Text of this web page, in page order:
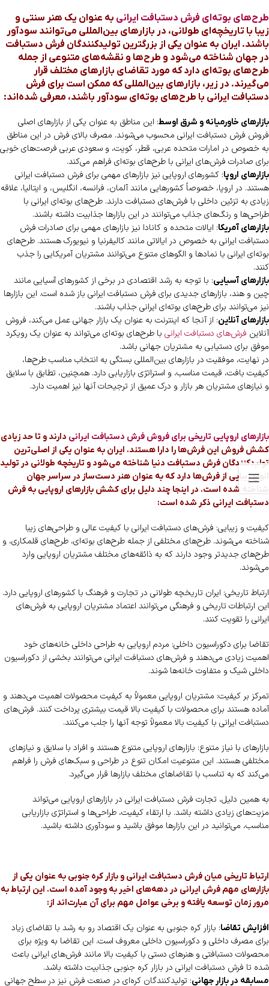
طرح‌های بوته‌ای فرش دستبافت ایرانی به عنوان یک هنر سنتی و
زیبا با تاریخچه‌ای طولانی، در بازارهای بین‌المللی می‌توانند سودآور
باشند. ایران به عنوان یکی از بزرگترین تولیدکنندگان فرش دستبافت
در جهان شناخته می‌شود و طرح‌ها و نقشه‌های متنوعی از جمله
طرح‌های بوته‌ای دارد که مورد تقاضای بازارهای مختلف قرار
می‌گیرند. در زیر، بازارهای بین‌المللی که ممکن است برای فرش
دستبافت ایرانی با طرح‌های بوته‌ای سودآور باشند، معرفی شده‌اند:
بازارهای خاورمیانه و شرق اوسط: این مناطق به عنوان یکی از بازارهای اصلی
فروش فرش دستبافت ایرانی محسوب می‌شوند. مصرف بالای فرش در این مناطق
به خصوص در امارات متحده عربی، قطر، کویت، و سعودی عربی فرصت‌های خوبی
برای صادرات فرش‌های ایرانی با طرح‌های بوته‌ای فراهم می‌کند.
بازارهای اروپا: کشورهای اروپایی نیز بازارهای مهمی برای فرش دستبافت ایرانی
هستند. در اروپا، خصوصاً کشورهایی مانند آلمان، فرانسه، انگلیس، و ایتالیا، علاقه
زیادی به تزئین داخلی با فرش‌های دستبافت دارند. طرح‌های بوته‌ای ایرانی با
طراحی‌ها و رنگ‌های جذاب می‌توانند در این بازارها جذابیت داشته باشند.
بازارهای آمریکا: ایالات متحده و کانادا نیز بازارهای مهمی برای صادرات فرش
دستبافت ایرانی به خصوص در ایالاتی مانند کالیفرنیا و نیویورک هستند. طرح‌های
بوته‌ای ایرانی با نمادها و الگوهای متنوع می‌توانند مشتریان آمریکایی را جذب
کنند.
بازارهای آسیایی: با توجه به رشد اقتصادی در برخی از کشورهای آسیایی مانند
چین و هند، بازارهای جدیدی برای فرش دستبافت ایرانی باز شده است. این بازارها
نیز می‌توانند برای طرح‌های بوته‌ای ایرانی جذاب باشند.
بازارهای آنلاین: از آنجا که اینترنت به عنوان یک بازار جهانی عمل می‌کند، فروش
آنلاین فرش‌های دستبافت ایرانی با طرح‌های بوته‌ای می‌تواند به عنوان یک رویکرد
موفق برای دستیابی به مشتریان جهانی باشد.
در نهایت، موفقیت در بازارهای بین‌المللی بستگی به انتخاب مناسب طرح‌ها،
کیفیت بافت، قیمت مناسب، و استراتژی بازاریابی دارد. همچنین، تطابق با سلایق
و نیازهای مشتریان هر بازار و درک عمیق از ترجیحات آنها نیز اهمیت دارد.
بازارهای اروپایی تاریخی برای فروش فرش دستبافت ایرانی دارند و تا حد زیادی
کشش فروش این فرش‌ها را دارا هستند. ایران به عنوان یکی از اصلی‌ترین
تولیدکنندگان فرش دستبافت دنیا شناخته می‌شود و تاریخچه طولانی در تولید
انواع زیبایی از فرش‌ها دارد که به عنوان هنر دست‌ساز در سراسر جهان
شناخته شده است. در اینجا چند دلیل برای کشش بازارهای اروپایی به فرش
دستبافت ایرانی ذکر شده است:
کیفیت و زیبایی: فرش‌های دستبافت ایرانی با کیفیت عالی و طراحی‌های زیبا
شناخته می‌شوند. طرح‌های مختلفی از جمله طرح‌های بوته‌ای، طرح‌های قلمکاری، و
طرح‌های جدیدتر وجود دارند که به ذائقه‌های مختلف مشتریان اروپایی وارد
می‌شوند.
ارتباط تاریخی: ایران تاریخچه طولانی در تجارت و فرهنگ با کشورهای اروپایی دارد.
این ارتباطات تاریخی و فرهنگی می‌توانند اعتماد مشتریان اروپایی به فرش‌های
ایرانی را تقویت کنند.
تقاضا برای دکوراسیون داخلی: مردم اروپایی به طراحی داخلی خانه‌های خود
اهمیت زیادی می‌دهند و فرش‌های دستبافت ایرانی می‌توانند بخشی از دکوراسیون
داخلی شیک و متفاوت خانه‌ها شوند.
تمرکز بر کیفیت: مشتریان اروپایی معمولاً به کیفیت محصولات اهمیت می‌دهند و
آماده هستند برای محصولات با کیفیت بالا قیمت بیشتری پرداخت کنند. فرش‌های
دستبافت ایرانی با کیفیت بالا معمولاً توجه آنها را جلب می‌کنند.
بازارهای با نیاز متنوع: بازارهای اروپایی متنوع هستند و افراد با سلایق و نیازهای
مختلفی هستند. این متنوعیت امکان تنوع در طراحی و سبک‌های فرش را فراهم
می‌کند که به تناسب با تقاضاهای مختلف بازارها قرار می‌گیرد.
به همین دلیل، تجارت فرش دستبافت ایرانی در بازارهای اروپایی می‌تواند
مزیت‌های زیادی داشته باشد. با ارتقاء کیفیت، طراحی‌ها و استراتژی بازاریابی
مناسب، می‌توانید در این بازارها موفق باشید و سودآوری داشته باشید.
ارتباط تاریخی میان فرش دستبافت ایرانی و بازار کره جنوبی به عنوان یکی از
بازارهای مهم فرش ایرانی در دهه‌های اخیر به وجود آمده است. این ارتباط به
مرور زمان توسعه یافته و برخی عوامل مهم برای آن عبارت‌اند از:
افزایش تقاضا: بازار کره جنوبی به عنوان یک اقتصاد رو به رشد با تقاضای زیاد
برای مصرف داخلی و دکوراسیون داخلی معروف است. این تقاضا به ویژه برای
محصولات دستبافتی و هنرهای دستی با کیفیت بالا مانند فرش‌های ایرانی باعث
شده تا فرش دستبافت ایرانی در بازار کره جنوبی جذابیت داشته باشد.
مسابقه در بازار جهانی: تولیدکنندگان کره‌ای در صنعت فرش نیز در سطح جهانی